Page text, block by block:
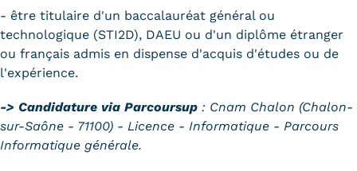
- être titulaire d'un baccalauréat général ou
technologique (STI2D), DAEU ou d'un diplôme étranger
ou français admis en dispense d'acquis d'études ou de
l'expérience.
-> Candidature via Parcoursup : Cnam Chalon (Chalon-
sur-Saône - 71100) - Licence - Informatique - Parcours
Informatique générale.